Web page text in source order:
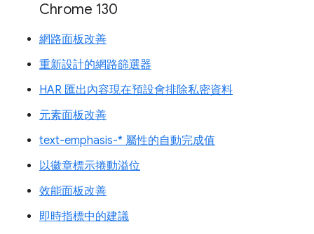
Chrome 130
網路面板改善
重新設計的網路篩選器
HAR 匯出內容現在預設會排除私密資料
元素面板改善
text-emphasis-* 屬性的自動完成值
以徽章標示捲動溢位
效能面板改善
即時指標中的建議